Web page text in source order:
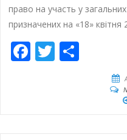
право на участь у
призначених на «18»
Facebook
Twitter